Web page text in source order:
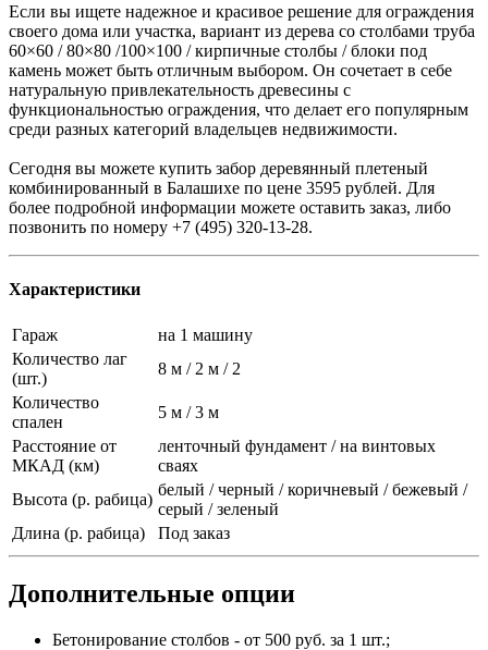
Если вы ищете надежное и красивое решение для ограждения
своего дома или участка, вариант из дерева со столбами труба
60×60 / 80×80 /100×100 / кирпичные столбы / блоки под
камень может быть отличным выбором. Он сочетает в себе
натуральную привлекательность древесины с
функциональностью ограждения, что делает его популярным
среди разных категорий владельцев недвижимости.
Сегодня вы можете купить забор деревянный плетеный
комбинированный в Балашихе по цене 3595 рублей. Для
более подробной информации можете оставить заказ, либо
позвонить по номеру +7 (495) 320-13-28.
Характеристики
Гараж
на 1 машину
Количество лаг
(шт.)
8 м / 2 м / 2
Количество
спален
5 м / 3 м
Расстояние от
МКАД (км)
ленточный фундамент / на винтовых
сваях
Высота (р. рабица)
белый / черный / коричневый / бежевый /
серый / зеленый
Длина (р. рабица)
Под заказ
Дополнительные опции
Бетонирование столбов - от 500 руб. за 1 шт.;